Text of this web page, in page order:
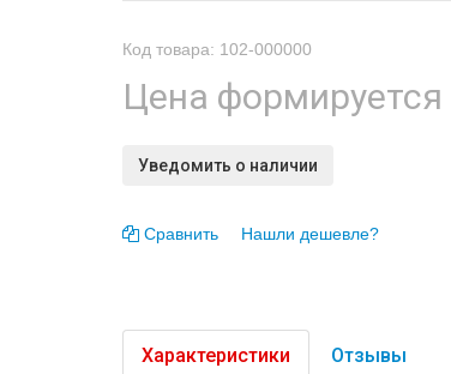
Код товара: 102-000000
Цена формируется
Уведомить о наличии
Сравнить Нашли дешевле?
Характеристики Отзывы